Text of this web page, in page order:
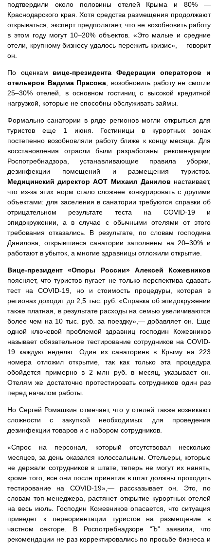
подтвердили около половины отелей Крыма и 80% —
Краснодарского края. Хотя средства размещения продолжают
открываться, эксперт предполагает, что не возобновить работу
в этом году могут 10–20% объектов. «Это малые и средние
отели, крупному бизнесу удалось пережить кризис»,— говорит
он.
По оценкам вице-президента Федерации операторов и
отельеров Вадима Прасова , возобновить работу не смогли
25–30% отелей, в основном гостиниц с высокой кредитной
нагрузкой, которые не способны обслуживать займы.
Формально санатории в ряде регионов могли открыться для
туристов еще 1 июня. Гостиницы в курортных зонах
постепенно возобновляли работу ближе к концу месяца. Для
восстановления отрасли были разработаны рекомендации
Роспотребнадзора, устанавливающие правила уборки,
дезинфекции помещений и размещения туристов.
Медицинский директор АОТ Михаил Данилов настаивает,
что из-за этих норм стало сложнее конкурировать с другими
объектами: для заселения в санатории требуются справки об
отрицательном результате теста на COVID-19 и
эпидокружении, а в случае с обычными отелями от этого
требования отказались. В результате, по словам господина
Данилова, открывшиеся санатории заполнены на 20–30% и
работают в убыток, а многие здравницы отложили открытие.
Вице-президент «Опоры России» Алексей Кожевников
поясняет, что туристов пугает не только перспектива сдавать
тест на COVID-19, но и стоимость процедуры, которая в
регионах доходит до 2,5 тыс. руб. «Справка об эпидокружении
также платная, в результате расходы на семью увеличиваются
более чем на 10 тыс. руб. за поездку»,— добавляет он. Еще
одной ключевой проблемой здравниц господин Кожевников
называет обязательное тестирование сотрудников на COVID-
19 каждую неделю. Один из санаториев в Крыму на 223
номера отложил открытие, так как только эта процедура
обойдется примерно в 2 млн руб. в месяц, указывает он.
Отелям же достаточно протестировать сотрудников один раз
перед началом работы.
Но Сергей Ромашкин отмечает, что у отелей также возникают
сложности с закупкой необходимых для проведения
дезинфекции товаров и с набором сотрудников.
«Спрос на персонал, который отсутствовал несколько
месяцев, за день оказался колоссальным. Отельеры, которые
не держали сотрудников в штате, теперь не могут их нанять,
кроме того, все они после принятия в штат должны проходить
тестирование на COVID-19»,— рассказывает он. Это, по
словам топ-менеджера, растянет открытие курортных отелей
на весь июль. Господин Кожевников опасается, что ситуация
приведет к переориентации туристов на размещение в
частном секторе. В Роспотребнадзоре “Ъ” заявили, что
рекомендации не раз корректировались по просьбе бизнеса и